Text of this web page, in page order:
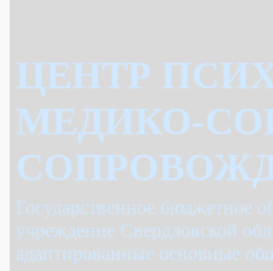
ЦЕНТР
МЕДИКО-
Государственное бюджетное
учреждение Свердловской
адаптированные основные